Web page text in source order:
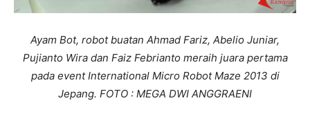
Ayam Bot, robot buatan Ahmad Fariz, Abelio Juniar,
Pujianto Wira dan Faiz Febrianto meraih juara pertama
pada event International Micro Robot Maze 2013 di
Jepang. FOTO : MEGA DWI ANGGRAENI